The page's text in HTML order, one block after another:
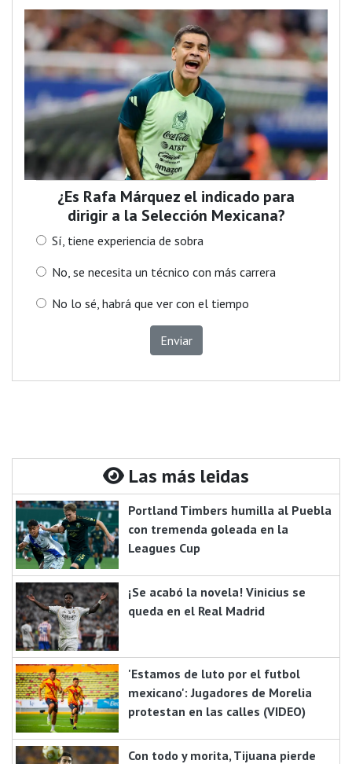
¿Es Rafa Márquez el indicado para
dirigir a la Selección Mexicana?
Sí, tiene experiencia de sobra
No, se necesita un técnico con más carrera
No lo sé, habrá que ver con el tiempo
Enviar
Las más leidas
Portland Timbers humilla al Puebla
con tremenda goleada en la
Leagues Cup
¡Se acabó la novela! Vinicius se
queda en el Real Madrid
'Estamos de luto por el futbol
mexicano': Jugadores de Morelia
protestan en las calles (VIDEO)
Con todo y morita, Tijuana pierde